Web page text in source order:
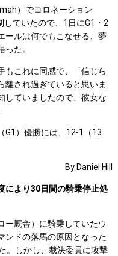
）でコロネーション
していたので、1日にG1・2
ールは何でもこなせる、夢
た。
これに同感で、「信じら
離され過ぎていると思いま
していましたので、彼女な
）優勝には、12-1（13
By Daniel Hill
により30日間の騎乗停止処
厩舎）に騎乗していたウ
ンドの落馬の原因となった
。しかし、裁決委員に攻撃